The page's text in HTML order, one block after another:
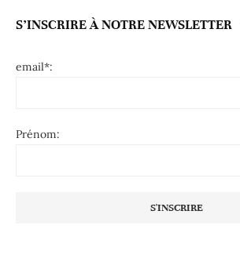
S’INSCRIRE À NOTRE NEWSLETTER
email*:
Prénom: